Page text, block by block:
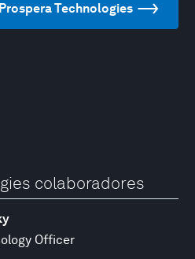
Technologies
colaboradores
Officer